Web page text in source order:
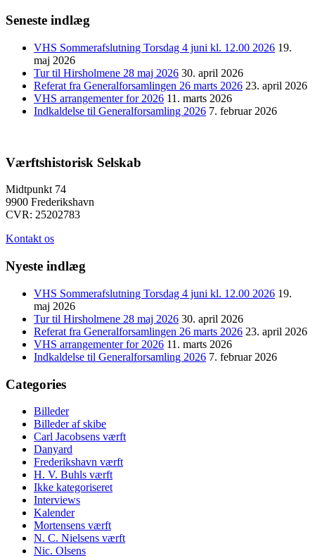
Seneste indlæg
VHS Sommerafslutning Torsdag 4 juni kl. 12.00 2026 19.
maj 2026
Tur til Hirsholmene 28 maj 2026 30. april 2026
Referat fra Generalforsamlingen 26 marts 2026 23. april 2026
VHS arrangementer for 2026 11. marts 2026
Indkaldelse til Generalforsamling 2026 7. februar 2026
Værftshistorisk Selskab
Midtpunkt 74
9900 Frederikshavn
CVR: 25202783
Kontakt os
Nyeste indlæg
VHS Sommerafslutning Torsdag 4 juni kl. 12.00 2026 19.
maj 2026
Tur til Hirsholmene 28 maj 2026 30. april 2026
Referat fra Generalforsamlingen 26 marts 2026 23. april 2026
VHS arrangementer for 2026 11. marts 2026
Indkaldelse til Generalforsamling 2026 7. februar 2026
Categories
Billeder
Billeder af skibe
Carl Jacobsens værft
Danyard
Frederikshavn værft
H. V. Buhls værft
Ikke kategoriseret
Interviews
Kalender
Mortensens værft
N. C. Nielsens værft
Nic. Olsens